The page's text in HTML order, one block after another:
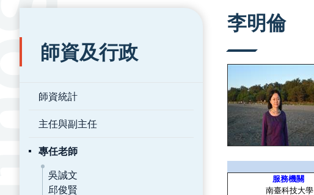
:::
師資及行政
師資統計
主任與副主任
專任老師
吳誠文
邱俊賢
李明倫
服務機關
南臺科技大學